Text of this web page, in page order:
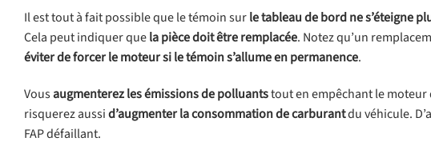
Il est tout à fait possible que le témoin surle tableau de bord ne s’éteigne
Cela peut indiquer quela pièce doitêtreremplacée. Notez qu’un
éviter de forcer le moteur si le témoin s’allume en permanence.
Vousaugmenterez les émissions de polluantstout en empêchant le
risquerez aussid’augmenterlaconsommation de carburantdu véhicule.
FAP défaillant.